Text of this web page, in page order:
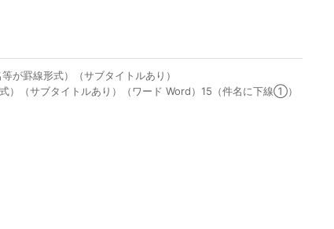
が罫線形式）（サブタイトルあり）
）（サブタイトルあり）（ワード Word）15（件名に下線①）